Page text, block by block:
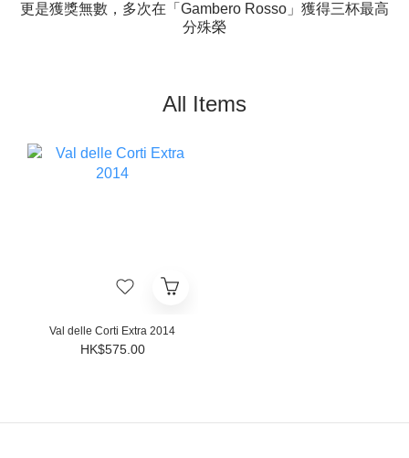
更是獲獎無數，多次在「Gambero Rosso」獲得三杯最高
分殊榮
All Items
Val delle Corti Extra 2014
HK$575.00